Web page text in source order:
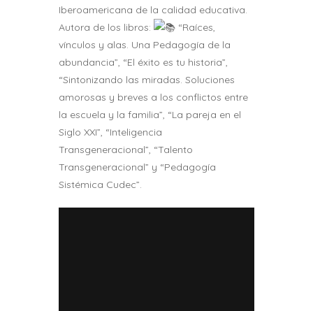
Iberoamericana de la calidad educativa.
Autora de los libros:
“Raíces,
vínculos y alas. Una Pedagogía de la
abundancia”, “El éxito es tu historia”,
“Sintonizando las miradas. Soluciones
amorosas y breves a los conflictos entre
la escuela y la familia”, “La pareja en el
Siglo XXI”, “Inteligencia
Transgeneracional”, “Talento
Transgeneracional” y “Pedagogía
Sistémica Cudec”.